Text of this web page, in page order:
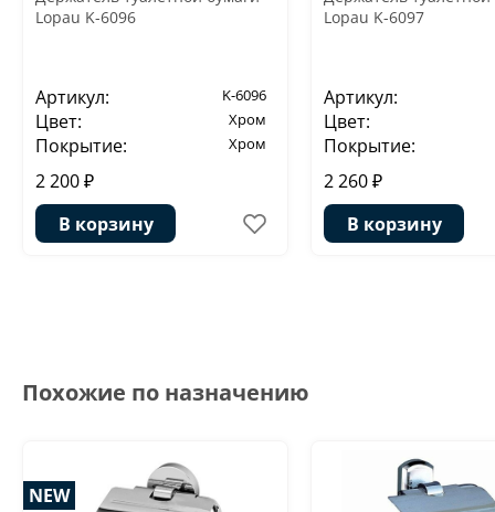
Lopau K-6096
Артикул: K-6096
Цвет: Хром
Покрытие: Хром
2 200 ₽
В корзину
Lopau K-6097
Артикул:
Цвет:
Покрытие:
2 260 ₽
В корзину
Похожие по назначению
NEW